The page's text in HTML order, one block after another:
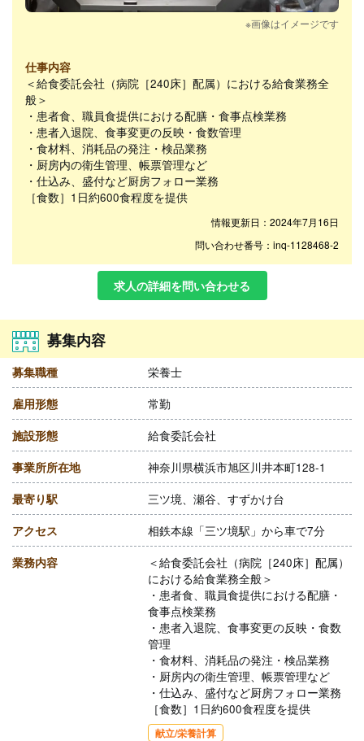
※画像はイメージです
仕事内容
＜給食委託会社（病院［240床］配属）における給食業務全
般＞
・患者食、職員食提供における配膳・食事点検業務
・患者入退院、食事変更の反映・食数管理
・食材料、消耗品の発注・検品業務
・厨房内の衛生管理、帳票管理など
・仕込み、盛付など厨房フォロー業務
［食数］1日約600食程度を提供
情報更新日：2024年7月16日
問い合わせ番号：inq-1128468-2
求人の詳細を問い合わせる
募集内容
募集職種 栄養士
雇用形態 常勤
施設形態 給食委託会社
事業所所在地 神奈川県横浜市旭区川井本町128-1
最寄り駅 三ツ境、瀬谷、すずかけ台
アクセス 相鉄本線「三ツ境駅」から車で7分
業務内容
＜給食委託会社（病院［240床］配属）
における給食業務全般＞
・患者食、職員食提供における配膳・
食事点検業務
・患者入退院、食事変更の反映・食数
管理
・食材料、消耗品の発注・検品業務
・厨房内の衛生管理、帳票管理など
・仕込み、盛付など厨房フォロー業務
［食数］1日約600食程度を提供
献立/栄養計算